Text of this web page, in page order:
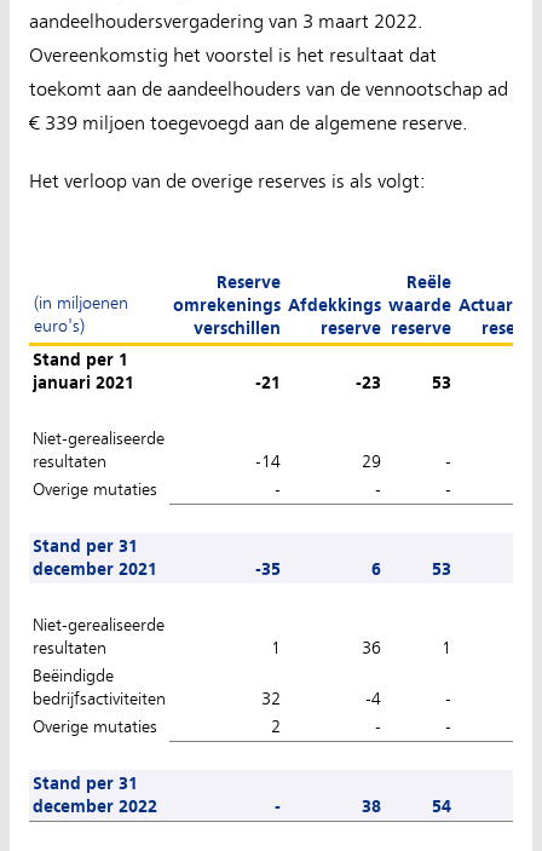
aandeelhoudersvergadering van 3 maart 2022.
Overeenkomstig het voorstel is het resultaat dat
toekomt aan de aandeelhouders van de vennootschap ad
€ 339 miljoen toegevoegd aan de algemene reserve.
Het verloop van de overige reserves is als volgt:
(in miljoenen
euro's)
Reserve
omrekenings
verschillen
Afdekkings
reserve
Reële
waarde
reserve
Actuariële
reserve
Stand per 1
januari 2021
-21 -23 53
Niet-gerealiseerde
resultaten
-14 29 -
Overige mutaties
- - -
Stand per 31
december 2021
-35 6 53
Niet-gerealiseerde
resultaten
1 36 1
Beëindigde
bedrijfsactiviteiten
32 -4 -
Overige mutaties
2 - -
Stand per 31
december 2022
- 38 54